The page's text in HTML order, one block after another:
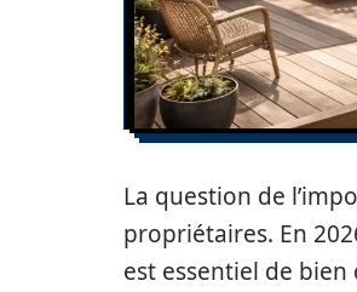
La question de
propriétaires. En
est essentiel de